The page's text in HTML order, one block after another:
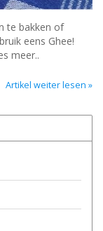
te bakken of
eens Ghee!
meer..
Artikel weiter lesen »